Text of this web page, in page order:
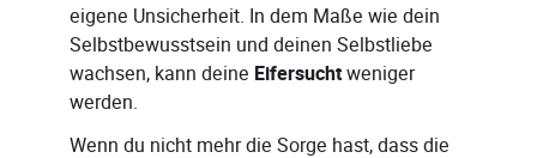
eigene Unsicherheit. In dem Maße wie dein
Selbstbewusstsein und deinen Selbstliebe
wachsen, kann deine Eifersuchtweniger
werden.
Wenn du nicht mehr die Sorge hast, dass die